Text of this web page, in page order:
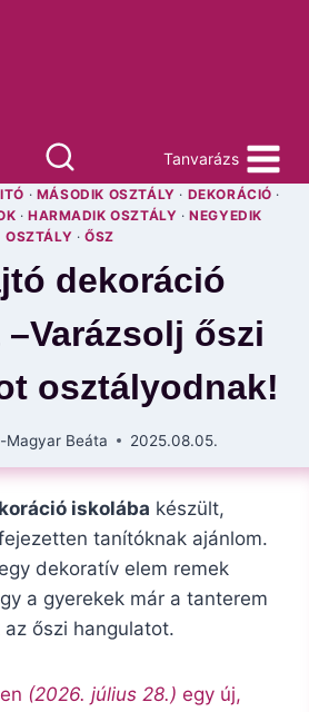
Tanvarázs
· MÁSODIK OSZTÁLY · DEKORÁCIÓ ·
· HARMADIK OSZTÁLY ·NEGYEDIK
OSZTÁLY ·ŐSZ
dekoráció
őszi
osztályodnak!
Magyar Beáta 2025.08.05.
iskolába készült,
tanítóknak ajánlom.
dekoratív elem remek
a gyerekek már a tanterem
őszi hangulatot.
(2026. július 28.) egy új,